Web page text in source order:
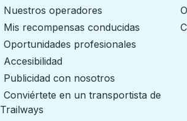
Nuestros operadores
Mis recompensas conducidas
Oportunidades profesionales
Accesibilidad
Publicidad con nosotros
Conviértete en un transportista de
Trailways